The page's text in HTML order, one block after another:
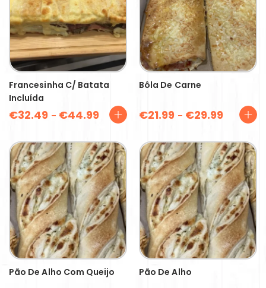
Francesinha C/ Batata
Incluída
€32.49 – €44.99
Bôla De Carne
€21.99 – €29.99
Pão De Alho Com Queijo Pão De Alho